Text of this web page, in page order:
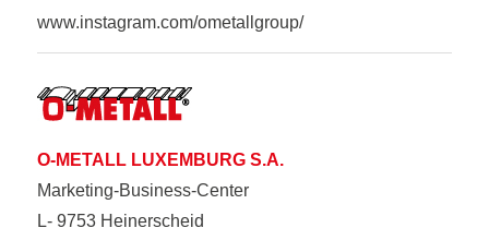
www.instagram.com/ometallgroup/
O-METALL LUXEMBURG S.A.
Marketing-Business-Center
L- 9753 Heinerscheid